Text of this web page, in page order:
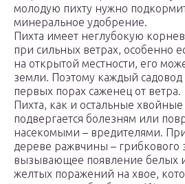
молодую пихту нужно
минеральное удобрение.
Пихта имеет неглубокую
при сильных ветрах, особенно
на открытой местности, его
земли. Поэтому каждый
первых порах саженец от ветра.
Пихта, как и остальные хвойные
подвергается болезням или
насекомыми – вредителями.
дереве ражвчины – грибкового
вызывающее появление белых
желтых поражений на хвое,